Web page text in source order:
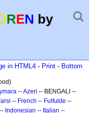
REN by
in HTML4 - Print - Bottom
--Azeri -- BENGALI --
-- French -- Fulfulde --
-- Indonesian -- Italian --